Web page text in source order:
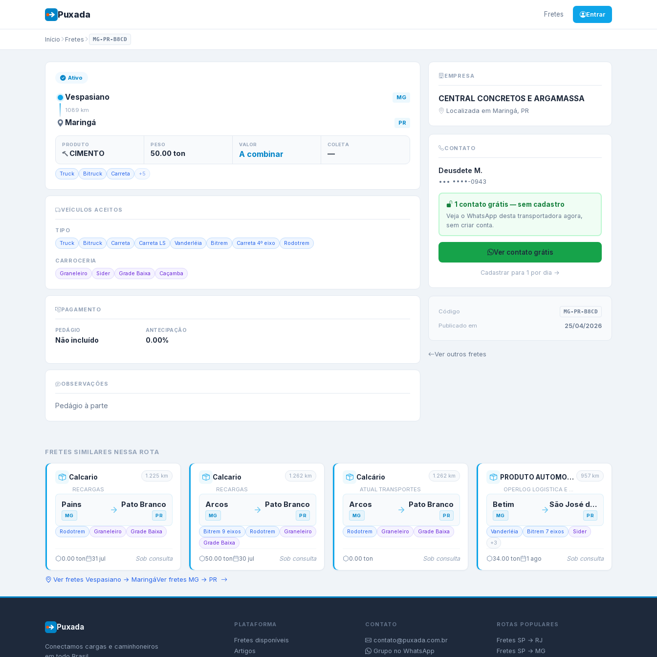
Puxada Fretes Entrar
Início Fretes MG-PR-B8CD
Frete de PR—CIMENTO
Ativo
Vespasiano
MG
1089 km
Maringá PR
PRODUTO
CIMENTO
PESO
50.00ton
VALOR
A combinar
COLETA
—
Truck Bitruck Carreta +5
VEÍCULOS ACEITOS
TIPO
Truck Bitruck Carreta Carreta LS Vanderléia Bitrem Carreta 4º eixo Rodotrem
CARROCERIA
Graneleiro Sider Grade Baixa Caçamba
PAGAMENTO
PEDÁGIO
Não incluído
ANTECIPAÇÃO
0.00%
OBSERVAÇÕES
Pedágio à parte
EMPRESA
CENTRAL CONCRETOS E ARGAMASSA
Localizada em Maringá, PR
CONTATO
Deusdete M.
••• ••••-0943
1 contato grátis — sem cadastro
Veja o WhatsApp desta transportadora agora,
sem criar conta.
Ver contato grátis
Cadastrar para 1 por dia →
Código MG-PR-B8CD
Publicado em 25/04/2026
Ver outros fretes
FRETES SIMILARES NESSA ROTA
Calcario
RECARGAS
1.225 km
Pains
MG
Pato Branco
PR
Rodotrem Graneleiro Grade Baixa
0.00 ton 31 jul Sob consulta
Calcario
RECARGAS
1.262 km
Arcos
MG
Pato Branco
PR
Bitrem 9 eixos Rodotrem
Graneleiro
Grade Baixa
50.00 ton 30 jul Sob consulta
Calcário
ATUAL TRANSPORTES
1.262 km
Arcos
MG
Pato Branco
PR
Rodotrem Graneleiro Grade Baixa
0.00 ton Sob consulta
PRODUTO AUTOMOTIVO
OPERLOG LOGISTICA E TR…
957 km
Betim
MG
São José dos Pinhais
PR
Vanderléia Bitrem 7 eixos
Sider
+3
34.00 ton 1 ago Sob consulta
Ver fretes Vespasiano → MaringáVer fretes MG → PR
Puxada
Conectamos cargas e caminhoneiros
PLATAFORMA
Fretes disponíveis
Artigos
CONTATO
contato@puxada.com.br
Grupo no WhatsApp
ROTAS POPULARES
Fretes SP → RJ
Fretes SP → MG